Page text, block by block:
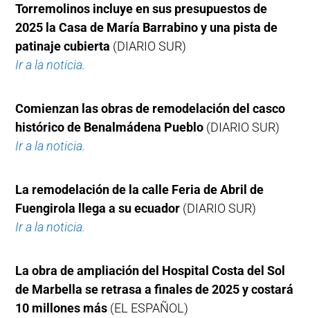
Torremolinos incluye en sus presupuestos de
2025 la Casa de María Barrabino y una pista de
patinaje cubierta (DIARIO SUR)
Ir a la noticia.
Comienzan las obras de remodelación del casco
histórico de Benalmádena Pueblo (DIARIO SUR)
Ir a la noticia.
La remodelación de la calle Feria de Abril de
Fuengirola llega a su ecuador (DIARIO SUR)
Ir a la noticia.
La obra de ampliación del Hospital Costa del Sol
de Marbella se retrasa a finales de 2025 y costará
10 millones más (EL ESPAÑOL)